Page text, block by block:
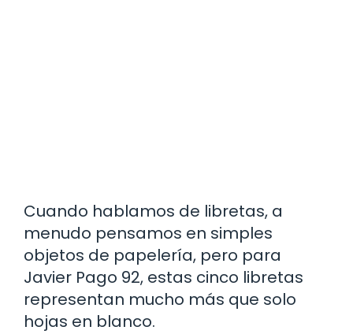
Cuando hablamos de libretas, a
menudo pensamos en simples
objetos de papelería, pero para
Javier Pago 92, estas cinco libretas
representan mucho más que solo
hojas en blanco.